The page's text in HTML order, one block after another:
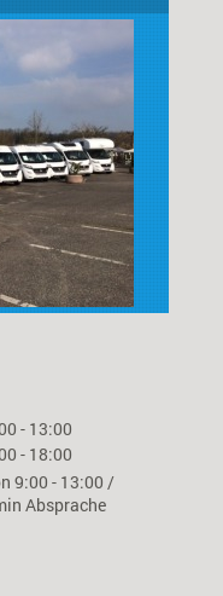
- 13:00
- 18:00
9:00 - 13:00 /
Absprache